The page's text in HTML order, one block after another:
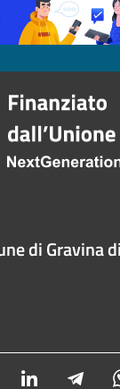
di Gravina
Youtube LinkedIn